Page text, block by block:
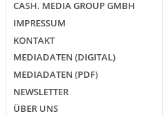
CASH. MEDIA GROUP GMBH
IMPRESSUM
KONTAKT
MEDIADATEN (DIGITAL)
MEDIADATEN (PDF)
NEWSLETTER
ÜBER UNS